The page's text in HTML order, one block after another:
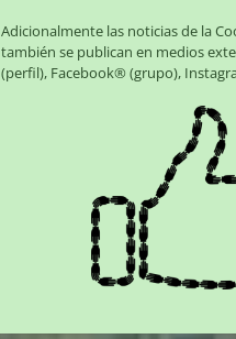
Adicionalmente las noticias de la
también se publican en medios
(perfil), Facebook® (grupo),